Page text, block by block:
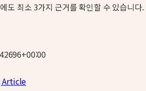
도 최소 3가지 근거를 확인할 수 있습니다.
Article